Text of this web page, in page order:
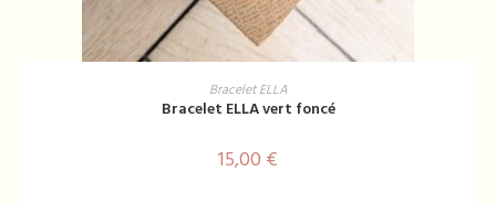
AJOUTER AU PANIER
Bracelet ELLA
Bracelet ELLA vert foncé
15,00 €